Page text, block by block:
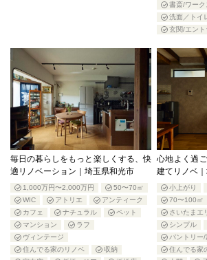
書斎/ワーク
洗面／トイ
玄関/エント
毎日の暮らしをもっと楽しくする、快
適リノベーション｜埼玉県和光市
1,000万円〜2,000万円
50〜70㎡
WIC
アトリエ
アンティーク
カフェ
ナチュラル
ペット
マンション
ラフ
ヴィンテージ
住んでる家のリノベ
収納
心地よく過
建てリノベ
小上がり
70〜100㎡
さいたまエ
シンプル
パントリー
住んでる家